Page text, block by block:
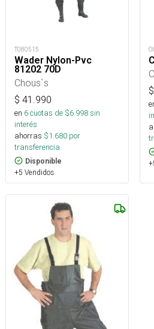
T080515
Wader Nylon-Pvc
81202 70D
Chous`s
$ 41.990
en 6cuotas de $6.998sin
interés
ahorras $1.680 por
transferencia.
Disponible
+5 Vendidos
$